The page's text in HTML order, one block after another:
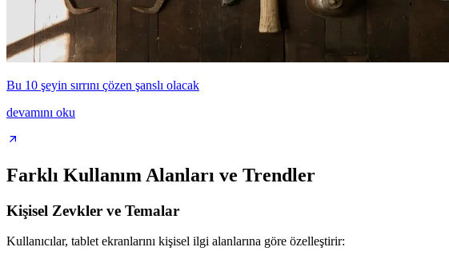
Bu 10 şeyin sırrını çözen şanslı olacak
devamını oku
Farklı Kullanım Alanları ve Trendler
Kişisel Zevkler ve Temalar
Kullanıcılar, tablet ekranlarını kişisel ilgi alanlarına göre özelleştirir: